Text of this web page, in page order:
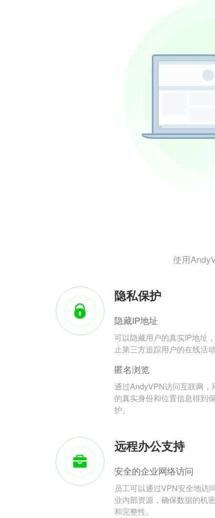
使用
隐私保护
隐藏IP地址
可以隐藏用户的真实IP地址
止第三方追踪用户的在线活动
匿名浏览
通过AndyVPN访问互联网，
的真实身份和位置信息得到保
护。
远程办公支持
安全的企业网络访问
员工可以通过VPN安全地访
业内部资源，确保数据的机
和完整性。